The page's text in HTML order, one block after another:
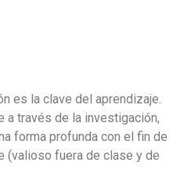
es la clave del aprendizaje.
a través de la investigación,
forma profunda con el fin de
(valioso fuera de clase y de